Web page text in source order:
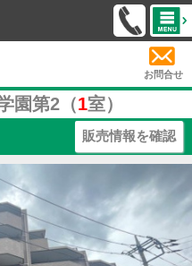
お問合せ
園第2（1室）
販売情報を確認